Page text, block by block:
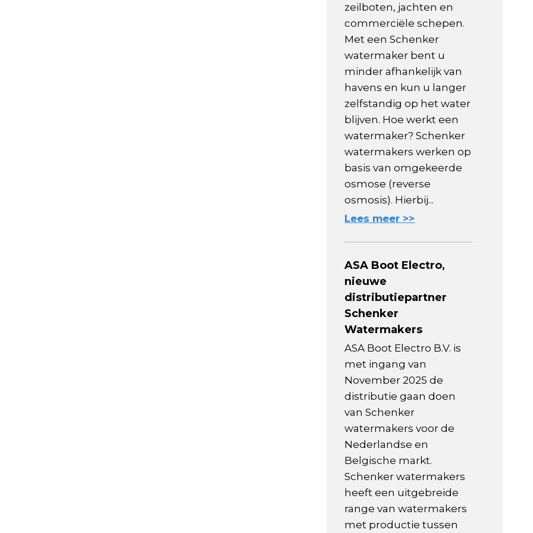
zeilboten, jachten en
commerciële schepen.
Met een Schenker
watermaker bent u
minder afhankelijk van
havens en kun u langer
zelfstandig op het water
blijven. Hoe werkt een
watermaker? Schenker
watermakers werken op
basis van omgekeerde
osmose (reverse
osmosis). Hierbij...
Lees meer >>
ASA Boot Electro,
nieuwe
distributiepartner
Schenker
Watermakers
ASA Boot Electro B.V. is
met ingang van
November 2025 de
distributie gaan doen
van Schenker
watermakers voor de
Nederlandse en
Belgische markt.
Schenker watermakers
heeft een uitgebreide
range van watermakers
met productie tussen